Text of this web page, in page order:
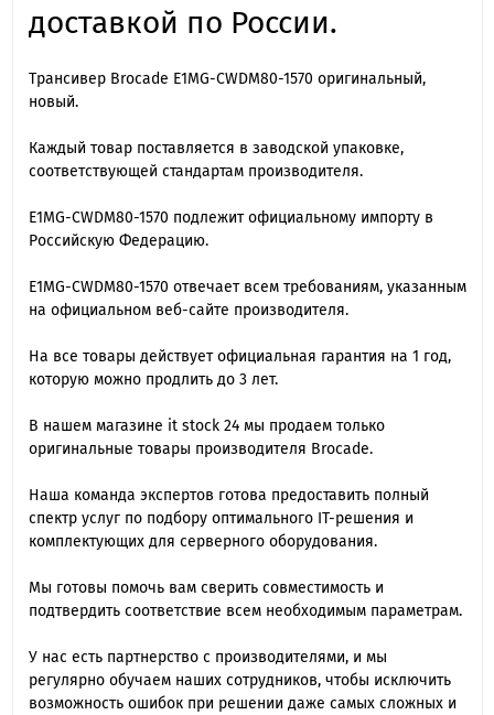
доставкой по России.
Трансивер Brocade E1MG-CWDM80-1570 оригинальный,
новый.
Каждый товар поставляется в заводской упаковке,
соответствующей стандартам производителя.
E1MG-CWDM80-1570 подлежит официальному импорту в
Российскую Федерацию.
E1MG-CWDM80-1570 отвечает всем требованиям, указанным
на официальном веб-сайте производителя.
На все товары действует официальная гарантия на 1 год,
которую можно продлить до 3 лет.
В нашем магазине it stock 24 мы продаем только
оригинальные товары производителя Brocade.
Наша команда экспертов готова предоставить полный
спектр услуг по подбору оптимального IT-решения и
комплектующих для серверного оборудования.
Мы готовы помочь вам сверить совместимость и
подтвердить соответствие всем необходимым параметрам.
У нас есть партнерство с производителями, и мы
регулярно обучаем наших сотрудников, чтобы исключить
возможность ошибок при решении даже самых сложных и